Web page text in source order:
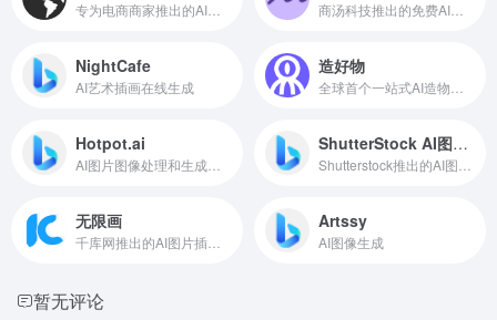
NightCafe
AI艺术插画在线生成
造好物
Hotpot.ai ShutterStock AI图片生成
无限画 Artssy
AI图像生成
暂无评论